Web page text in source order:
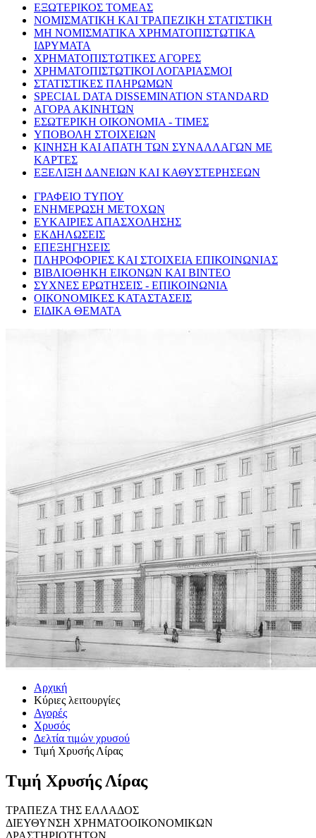
ΕΞΩΤΕΡΙΚΟΣ ΤΟΜΕΑΣ
ΝΟΜΙΣΜΑΤΙΚΗ ΚΑΙ ΤΡΑΠΕΖΙΚΗ ΣΤΑΤΙΣΤΙΚΗ
ΜΗ ΝΟΜΙΣΜΑΤΙΚΑ ΧΡΗΜΑΤΟΠΙΣΤΩΤΙΚΑ
ΙΔΡΥΜΑΤΑ
ΧΡΗΜΑΤΟΠΙΣΤΩΤΙΚΕΣ ΑΓΟΡΕΣ
ΧΡΗΜΑΤΟΠΙΣΤΩΤΙΚΟΙ ΛΟΓΑΡΙΑΣΜΟΙ
ΣΤΑΤΙΣΤΙΚΕΣ ΠΛΗΡΩΜΩΝ
SPECIAL DATA DISSEMINATION STANDARD
ΑΓΟΡΑ ΑΚΙΝΗΤΩΝ
ΕΣΩΤΕΡΙΚΗ ΟΙΚΟΝΟΜΙΑ - ΤΙΜΕΣ
ΥΠΟΒΟΛΗ ΣΤΟΙΧΕΙΩΝ
ΚΙΝΗΣΗ ΚΑΙ ΑΠΑΤΗ ΤΩΝ ΣΥΝΑΛΛΑΓΩΝ ΜΕ
ΚΑΡΤΕΣ
ΕΞΕΛΙΞΗ ΔΑΝΕΙΩΝ ΚΑΙ ΚΑΘΥΣΤΕΡΗΣΕΩΝ
ΓΡΑΦΕΙΟ ΤΥΠΟΥ
ΕΝΗΜΕΡΩΣΗ ΜΕΤΟΧΩΝ
ΕΥΚΑΙΡΙΕΣ ΑΠΑΣΧΟΛΗΣΗΣ
ΕΚΔΗΛΩΣΕΙΣ
ΕΠΕΞΗΓΗΣΕΙΣ
ΠΛΗΡΟΦΟΡΙΕΣ ΚΑΙ ΣΤΟΙΧΕΙΑ ΕΠΙΚΟΙΝΩΝΙΑΣ
ΒΙΒΛΙΟΘΗΚΗ ΕΙΚΟΝΩΝ ΚΑΙ ΒΙΝΤΕΟ
ΣΥΧΝΕΣ ΕΡΩΤΗΣΕΙΣ - ΕΠΙΚΟΙΝΩΝΙΑ
ΟΙΚΟΝΟΜΙΚΕΣ ΚΑΤΑΣΤΑΣΕΙΣ
ΕΙΔΙΚΑ ΘΕΜΑΤΑ
Αρχική
Κύριες λειτουργίες
Αγορές
Χρυσός
Δελτία τιμών χρυσού
Τιμή Χρυσής Λίρας
Τιμή Χρυσής Λίρας
ΤΡΑΠΕΖΑ ΤΗΣ ΕΛΛΑΔΟΣ
ΔΙΕΥΘΥΝΣΗ ΧΡΗΜΑΤΟΟΙΚΟΝΟΜΙΚΩΝ